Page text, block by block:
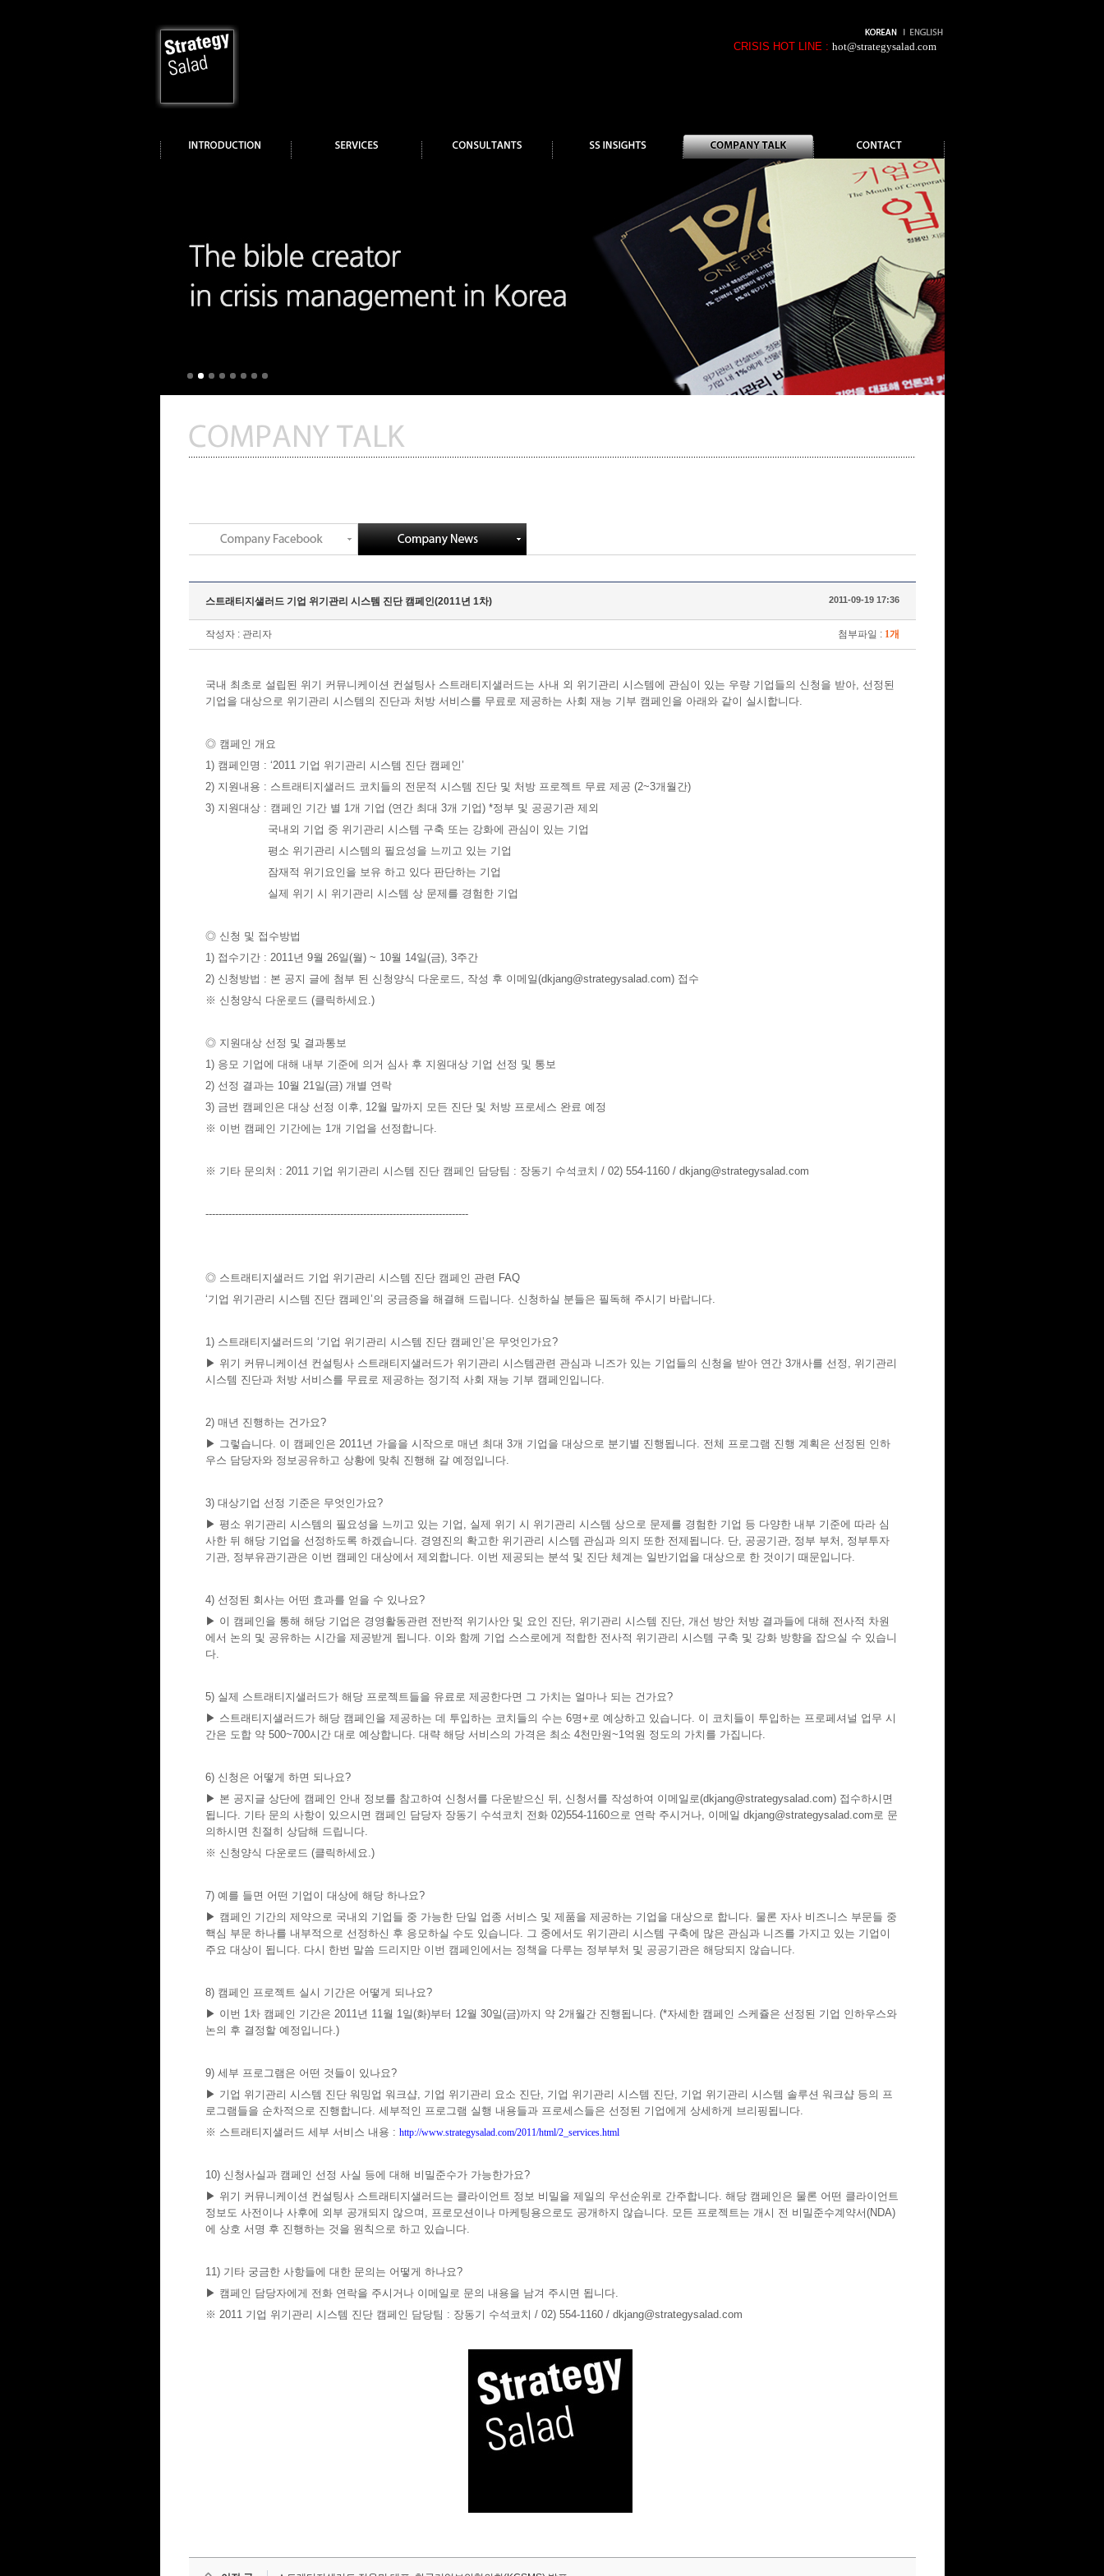
CRISIS HOT LINE : hot@strategysalad.com
스트래티지샐러드 기업 위기관리 시스템 진단 캠페인(2011년 1차) 2011-09-19 17:36
작성자 : 관리자 첨부파일 : 1개
국내 최초로 설립된 위기 커뮤니케이션 컨설팅사 스트래티지샐러드는 사내 외 위기관리 시스템에 관심이 있는 우량 기업들의 신청을 받아, 선정된
기업을 대상으로 위기관리 시스템의 진단과 처방 서비스를 무료로 제공하는 사회 재능 기부 캠페인을 아래와 같이 실시합니다.
◎ 캠페인 개요
1) 캠페인명 : ‘2011 기업 위기관리 시스템 진단 캠페인’
2) 지원내용 : 스트래티지샐러드 코치들의 전문적 시스템 진단 및 처방 프로젝트 무료 제공 (2~3개월간)
3) 지원대상 : 캠페인 기간 별 1개 기업 (연간 최대 3개 기업) *정부 및 공공기관 제외
국내외 기업 중 위기관리 시스템 구축 또는 강화에 관심이 있는 기업
평소 위기관리 시스템의 필요성을 느끼고 있는 기업
잠재적 위기요인을 보유 하고 있다 판단하는 기업
실제 위기 시 위기관리 시스템 상 문제를 경험한 기업
◎ 신청 및 접수방법
1) 접수기간 : 2011년 9월 26일(월) ~ 10월 14일(금), 3주간
2) 신청방법 : 본 공지 글에 첨부 된 신청양식 다운로드, 작성 후 이메일(dkjang@strategysalad.com) 접수
※ 신청양식 다운로드 (클릭하세요.)
◎ 지원대상 선정 및 결과통보
1) 응모 기업에 대해 내부 기준에 의거 심사 후 지원대상 기업 선정 및 통보
2) 선정 결과는 10월 21일(금) 개별 연락
3) 금번 캠페인은 대상 선정 이후, 12월 말까지 모든 진단 및 처방 프로세스 완료 예정
※ 이번 캠페인 기간에는 1개 기업을 선정합니다.
※ 기타 문의처 : 2011 기업 위기관리 시스템 진단 캠페인 담당팀 : 장동기 수석코치 / 02) 554-1160 / dkjang@strategysalad.com
--------------------------------------------------------------------------------
◎ 스트래티지샐러드 기업 위기관리 시스템 진단 캠페인 관련 FAQ
‘기업 위기관리 시스템 진단 캠페인’의 궁금증을 해결해 드립니다. 신청하실 분들은 필독해 주시기 바랍니다.
1) 스트래티지샐러드의 ‘기업 위기관리 시스템 진단 캠페인’은 무엇인가요?
▶ 위기 커뮤니케이션 컨설팅사 스트래티지샐러드가 위기관리 시스템관련 관심과 니즈가 있는 기업들의 신청을 받아 연간 3개사를 선정, 위기관리
시스템 진단과 처방 서비스를 무료로 제공하는 정기적 사회 재능 기부 캠페인입니다.
2) 매년 진행하는 건가요?
▶ 그렇습니다. 이 캠페인은 2011년 가을을 시작으로 매년 최대 3개 기업을 대상으로 분기별 진행됩니다. 전체 프로그램 진행 계획은 선정된 인하
우스 담당자와 정보공유하고 상황에 맞춰 진행해 갈 예정입니다.
3) 대상기업 선정 기준은 무엇인가요?
▶ 평소 위기관리 시스템의 필요성을 느끼고 있는 기업, 실제 위기 시 위기관리 시스템 상으로 문제를 경험한 기업 등 다양한 내부 기준에 따라 심
사한 뒤 해당 기업을 선정하도록 하겠습니다. 경영진의 확고한 위기관리 시스템 관심과 의지 또한 전제됩니다. 단, 공공기관, 정부 부처, 정부투자
기관, 정부유관기관은 이번 캠페인 대상에서 제외합니다. 이번 제공되는 분석 및 진단 체계는 일반기업을 대상으로 한 것이기 때문입니다.
4) 선정된 회사는 어떤 효과를 얻을 수 있나요?
▶ 이 캠페인을 통해 해당 기업은 경영활동관련 전반적 위기사안 및 요인 진단, 위기관리 시스템 진단, 개선 방안 처방 결과들에 대해 전사적 차원
에서 논의 및 공유하는 시간을 제공받게 됩니다. 이와 함께 기업 스스로에게 적합한 전사적 위기관리 시스템 구축 및 강화 방향을 잡으실 수 있습니
다.
5) 실제 스트래티지샐러드가 해당 프로젝트들을 유료로 제공한다면 그 가치는 얼마나 되는 건가요?
▶ 스트래티지샐러드가 해당 캠페인을 제공하는 데 투입하는 코치들의 수는 6명+로 예상하고 있습니다. 이 코치들이 투입하는 프로페셔널 업무 시
간은 도합 약 500~700시간 대로 예상합니다. 대략 해당 서비스의 가격은 최소 4천만원~1억원 정도의 가치를 가집니다.
6) 신청은 어떻게 하면 되나요?
▶ 본 공지글 상단에 캠페인 안내 정보를 참고하여 신청서를 다운받으신 뒤, 신청서를 작성하여 이메일로(dkjang@strategysalad.com) 접수하시면
됩니다. 기타 문의 사항이 있으시면 캠페인 담당자 장동기 수석코치 전화 02)554-1160으로 연락 주시거나, 이메일 dkjang@strategysalad.com로 문
의하시면 친절히 상담해 드립니다.
※ 신청양식 다운로드 (클릭하세요.)
7) 예를 들면 어떤 기업이 대상에 해당 하나요?
▶ 캠페인 기간의 제약으로 국내외 기업들 중 가능한 단일 업종 서비스 및 제품을 제공하는 기업을 대상으로 합니다. 물론 자사 비즈니스 부문들 중
핵심 부문 하나를 내부적으로 선정하신 후 응모하실 수도 있습니다. 그 중에서도 위기관리 시스템 구축에 많은 관심과 니즈를 가지고 있는 기업이
주요 대상이 됩니다. 다시 한번 말씀 드리지만 이번 캠페인에서는 정책을 다루는 정부부처 및 공공기관은 해당되지 않습니다.
8) 캠페인 프로젝트 실시 기간은 어떻게 되나요?
▶ 이번 1차 캠페인 기간은 2011년 11월 1일(화)부터 12월 30일(금)까지 약 2개월간 진행됩니다. (*자세한 캠페인 스케쥴은 선정된 기업 인하우스와
논의 후 결정할 예정입니다.)
9) 세부 프로그램은 어떤 것들이 있나요?
▶ 기업 위기관리 시스템 진단 워밍업 워크샵, 기업 위기관리 요소 진단, 기업 위기관리 시스템 진단, 기업 위기관리 시스템 솔루션 워크샵 등의 프
로그램들을 순차적으로 진행합니다. 세부적인 프로그램 실행 내용들과 프로세스들은 선정된 기업에게 상세하게 브리핑됩니다.
※ 스트래티지샐러드 세부 서비스 내용 : http://www.strategysalad.com/2011/html/2_services.html
10) 신청사실과 캠페인 선정 사실 등에 대해 비밀준수가 가능한가요?
▶ 위기 커뮤니케이션 컨설팅사 스트래티지샐러드는 클라이언트 정보 비밀을 제일의 우선순위로 간주합니다. 해당 캠페인은 물론 어떤 클라이언트
정보도 사전이나 사후에 외부 공개되지 않으며, 프로모션이나 마케팅용으로도 공개하지 않습니다. 모든 프로젝트는 개시 전 비밀준수계약서(NDA)
에 상호 서명 후 진행하는 것을 원칙으로 하고 있습니다.
11) 기타 궁금한 사항들에 대한 문의는 어떻게 하나요?
▶ 캠페인 담당자에게 전화 연락을 주시거나 이메일로 문의 내용을 남겨 주시면 됩니다.
※ 2011 기업 위기관리 시스템 진단 캠페인 담당팀 : 장동기 수석코치 / 02) 554-1160 / dkjang@strategysalad.com